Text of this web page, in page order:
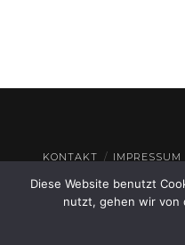
KONTAKT IMPRESSUM
©
Diese Website benutzt
nutzt, gehen wir von